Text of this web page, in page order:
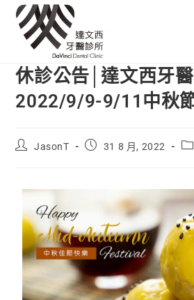
休診公告│達文西牙
2022/9/9-9/11中秋
JasonT 31 8 月, 2022